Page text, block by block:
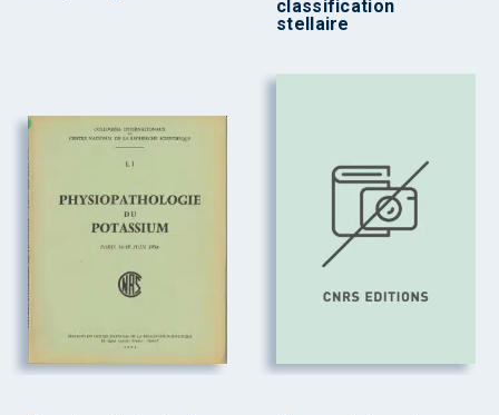
classification
stellaire